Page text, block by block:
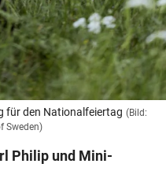
für den Nationalfeiertag (Bild:
Sweden)
Philip und Mini-